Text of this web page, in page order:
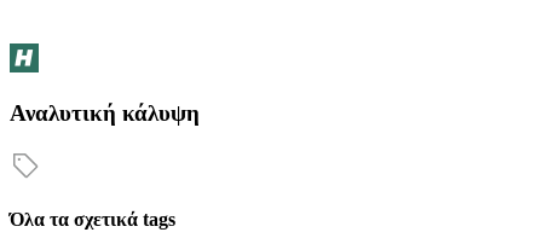
Αναλυτική κάλυψη
Όλα τα σχετικά tags